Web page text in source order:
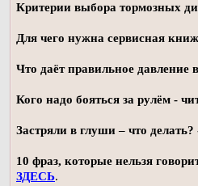
Критерии выбора тормозных
Для чего нужна сервисная
Что даёт правильное
Кого надо бояться за рулём -
Застряли в глуши – что делать?
10 фраз, которые нельзя
ЗДЕСЬ.